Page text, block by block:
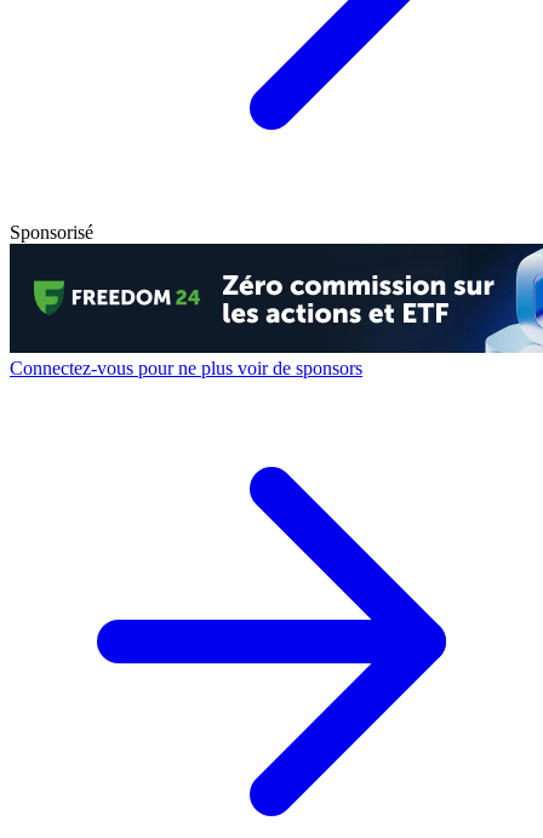
Sponsorisé
Connectez-vous pour ne plus voir de sponsors